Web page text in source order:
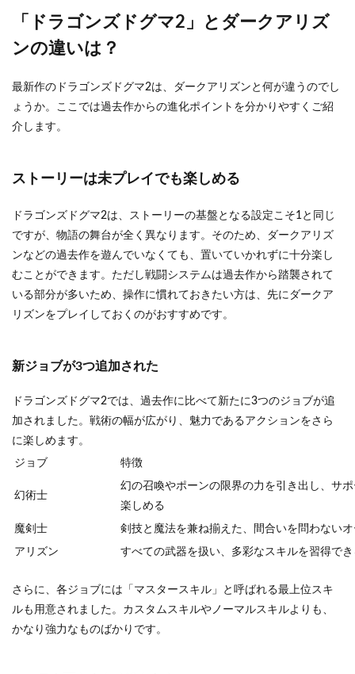
「ドラゴンズドグマ2」とダークアリズ
ンの違いは？
最新作のドラゴンズドグマ2は、ダークアリズンと何が違うのでし
ょうか。ここでは過去作からの進化ポイントを分かりやすくご紹
介します。
ストーリーは未プレイでも楽しめる
ドラゴンズドグマ2は、ストーリーの基盤となる設定こそ1と同じ
ですが、物語の舞台が全く異なります。そのため、ダークアリズ
ンなどの過去作を遊んでいなくても、置いていかれずに十分楽し
むことができます。ただし戦闘システムは過去作から踏襲されて
いる部分が多いため、操作に慣れておきたい方は、先にダークア
リズンをプレイしておくのがおすすめです。
新ジョブが3つ追加された
ドラゴンズドグマ2では、過去作に比べて新たに3つのジョブが追
加されました。戦術の幅が広がり、魅力であるアクションをさら
に楽しめます。
ジョブ
特徴
幻術士
幻の召喚やポーンの限界の力を引き出し、サ
楽しめる
魔剣士 剣技と魔法を兼ね揃えた、間合いを問わない
アリズン すべての武器を扱い、多彩なスキルを習得で
さらに、各ジョブには「マスタースキル」と呼ばれる最上位スキ
ルも用意されました。カスタムスキルやノーマルスキルよりも、
かなり強力なものばかりです。